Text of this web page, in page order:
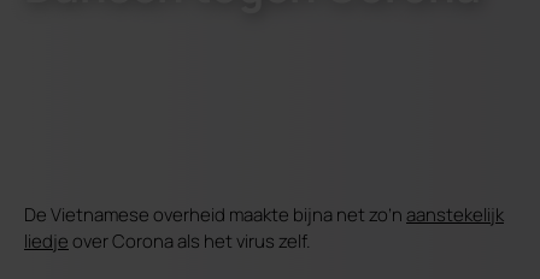
De Vietnamese overheid maakte bijna net zo’n aanstekelijk
liedje over Corona als het virus zelf.